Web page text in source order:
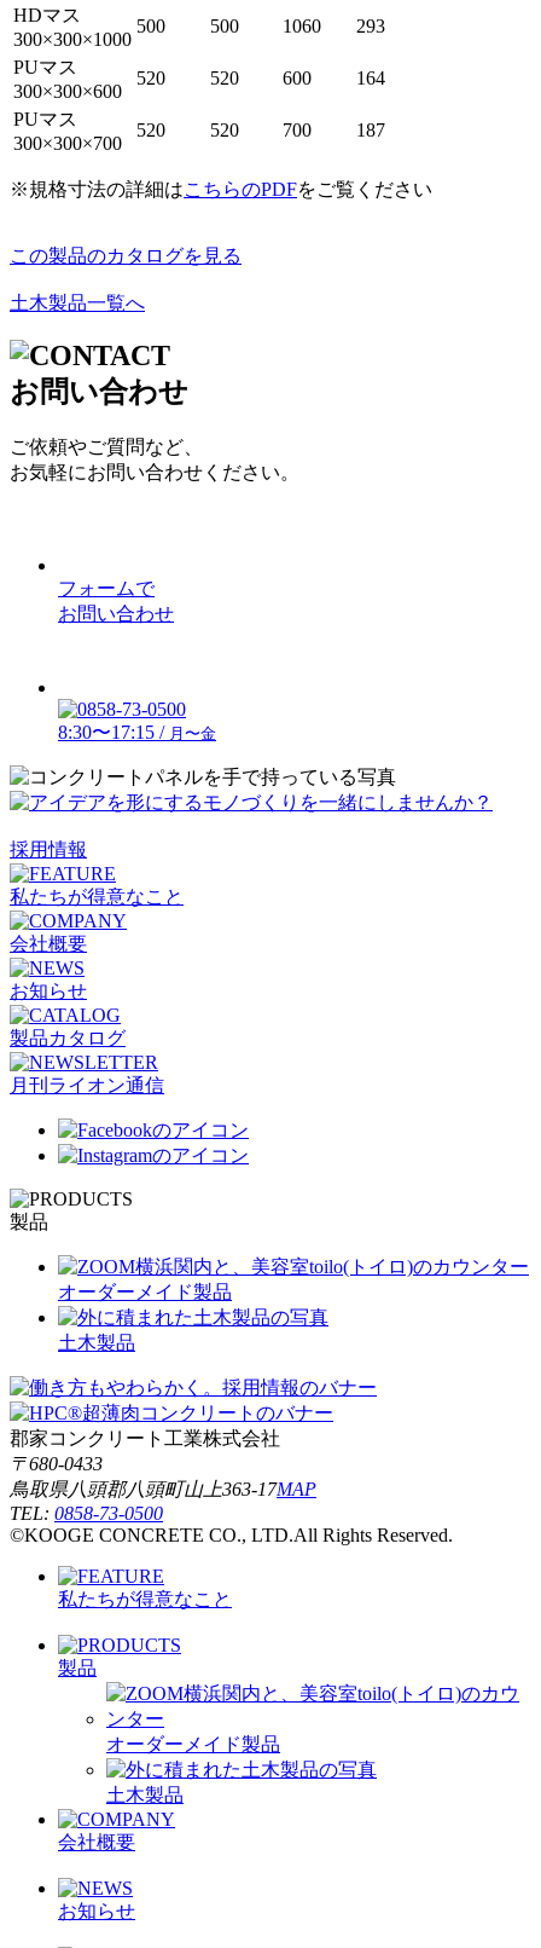
HDマス
300×300×1000
500 500 1060
293
PUマス
300×300×600
520 520 600
164
PUマス
300×300×700
520 520 700 187
※規格寸法の詳細はこちらのPDFをご覧ください
この製品のカタログを見る
土木製品一覧へ
お問い合わせ
ご依頼やご質問など、
お気軽にお問い合わせください。
フォームで
お問い合わせ
8:30〜17:15 / 月〜金
採用情報
私たちが得意なこと
会社概要
お知らせ
製品カタログ
月刊ライオン通信
製品
オーダーメイド製品
土木製品
郡家コンクリート工業株式会社
〒680-0433
鳥取県八頭郡八頭町山上363-17MAP
TEL: 0858-73-0500
©KOOGE CONCRETE CO., LTD.All Rights Reserved.
私たちが得意なこと
製品
オーダーメイド製品
土木製品
会社概要
お知らせ